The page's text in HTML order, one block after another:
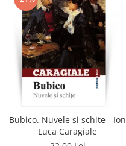
Bubico. Nuvele si schite - Ion
Luca Caragiale